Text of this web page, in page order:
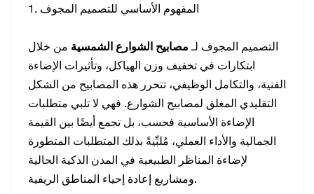
1. المفهوم الأساسي للتصميم المجوف
التصميم المجوف لـ مصابيح الشوارع الشمسية من خلال
ابتكارات في تخفيف وزن الهياكل، وتأثيرات الإضاءة
الفنية، والتكامل الوظيفي، تتحرر هذه المصابيح من الشكل
التقليدي المغلق لمصابيح الشوارع. فهي لا تلبي متطلبات
الإضاءة الأساسية فحسب، بل تجمع أيضًا بين القيمة
الجمالية والأداء العملي، مُلبِّيةً بذلك المتطلبات المتطورة
لإضاءة المناظر الطبيعية في المدن الذكية الحالية
ومشاريع إعادة إحياء المناطق الريفية.